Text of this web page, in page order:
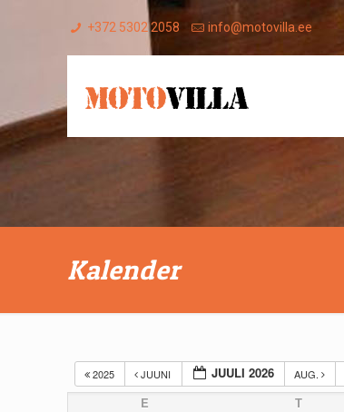
+372 5302 2058 info@motovilla.ee
Kalender
2025 JUUNI JUULI 2026 AUG.
E T